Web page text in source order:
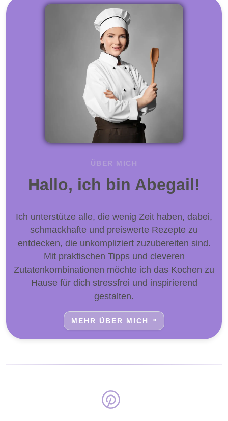
ÜBER MICH
Hallo, ich bin Abegail!
Ich unterstütze alle, die wenig Zeit haben, dabei,
schmackhafte und preiswerte Rezepte zu
entdecken, die unkompliziert zuzubereiten sind.
Mit praktischen Tipps und cleveren
Zutatenkombinationen möchte ich das Kochen zu
Hause für dich stressfrei und inspirierend
gestalten.
MEHR ÜBER MICH